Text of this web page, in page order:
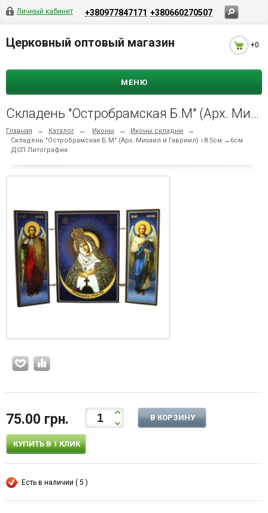
Личный кабинет +380977847171 +380660270507
Церковный оптовый магазин +0
МЕНЮ
Складень "Остробрамская Б.М" (Арх. Михаил и Гавриил) ↕8.5см ↔6см ДСП Литография
Главная → Каталог → Иконы → Иконы складни
→
Складень "Остробрамская Б.М" (Арх. Михаил и Гавриил) ↕8.5см ↔6см
ДСП Литография
75.00 грн. В КОРЗИНУ
КУПИТЬ В 1 КЛИК
Есть в наличии ( 5 )